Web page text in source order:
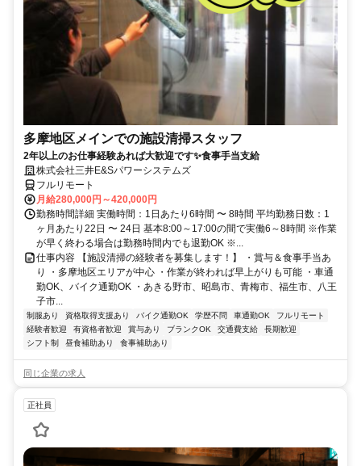
多摩地区メインでの施設清掃スタッフ
2年以上のお仕事経験あれば大歓迎です✨食事手当支給
株式会社三井E&Sパワーシステムズ
フルリモート
月給280,000円～420,000円
勤務時間詳細 実働時間：1日あたり6時間 〜 8時間 平均勤務日数：1
ヶ月あたり22日 〜 24日 基本8:00～17:00の間で実働6～8時間 ※作業
が早く終わる場合は勤務時間内でも退勤OK ※...
仕事内容 【施設清掃の経験者を募集します！】 ・賞与＆食事手当あ
り ・多摩地区エリアが中心 ・作業が終われば早上がりも可能 ・車通
勤OK、バイク通勤OK ・あきる野市、昭島市、青梅市、福生市、八王
子市...
制服あり 資格取得支援あり バイク通勤OK 学歴不問 車通勤OK
フルリモート
経験者歓迎
有資格者歓迎 賞与あり ブランクOK 交通費支給
長期歓迎
シフト制
昼食補助あり 食事補助あり
同じ企業の求人
正社員